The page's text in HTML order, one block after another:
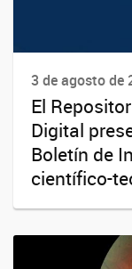
3 de agosto de
El
Digital
Boletín de
científico-